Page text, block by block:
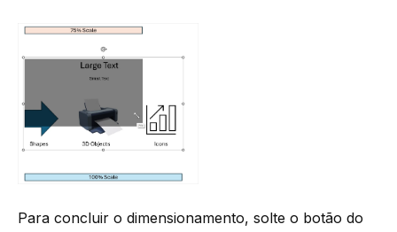
Para concluir o dimensionamento, solte o botão do